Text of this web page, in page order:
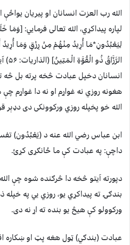
الله رب العزت انسانان او پیریان
لپاره پیداکړي، الله تعالی فرمایي: [وَمَا
لِيَعْبُدُونِ*مَا أُرِيدُ مِنْهُمْ مِنْ رِزْقٍ وَمَا
انسانان دخپل عبادت څخه پرته بل څه
هغونه روزي نه غواړم او نه دا غواړم
الله خو پخپله روزي ورکوونکی دی دډېر
ابن عباس رضي الله عنه د (یَعْبُدُون)
داچې: په عبادت کې ما ځانګړی کړئ.
دپورته آیتو څخه دا څرګنده شوه چې
بندګۍ ته پیداکړي یو، روزي يي په
ورکوولو کې هیڅ یو بنده ته اړ نه دی.
عبادت (بندګي) ټول هغه پټ او ښکاره